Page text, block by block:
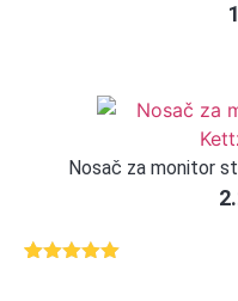
Nosač za monitor